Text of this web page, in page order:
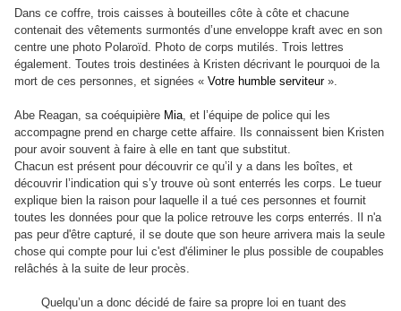
Dans ce coffre, trois caisses à bouteilles côte à côte et chacune
contenait des vêtements surmontés d’une enveloppe kraft avec en son
centre une photo Polaroïd. Photo de corps mutilés. Trois lettres
également. Toutes trois destinées à Kristen décrivant le pourquoi de la
mort de ces personnes, et signées « Votre humble serviteur».
Abe Reagan, sa coéquipière Mia, et l’équipe de police qui les
accompagne prend en charge cette affaire. Ils connaissent bien Kristen
pour avoir souvent à faire à elle en tant que substitut.
Chacun est présent pour découvrir ce qu’il y a dans les boîtes, et
découvrir l’indication qui s’y trouve où sont enterrés les corps. Le tueur
explique bien la raison pour laquelle il a tué ces personnes et fournit
toutes les données pour que la police retrouve les corps enterrés. Il n'a
pas peur d'être capturé, il se doute que son heure arrivera mais la seule
chose qui compte pour lui c'est d'éliminer le plus possible de coupables
relâchés à la suite de leur procès.
Quelqu’un a donc décidé de faire sa propre loi en tuant des